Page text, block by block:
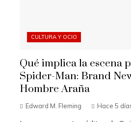
CULTURA Y OCIO
Qué implica la escena
Spider-Man: Brand
Hombre Araña
Edward M. Fleming Hace 5